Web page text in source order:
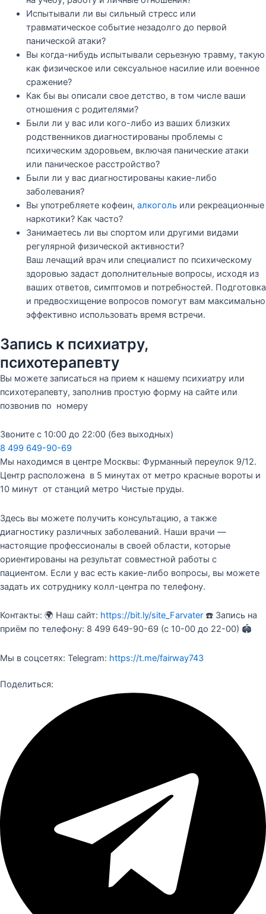
Испытывали ли вы сильный стресс или
травматическое событие незадолго до первой
панической атаки?
Вы когда-нибудь испытывали серьезную травму, такую
​​как физическое или сексуальное насилие или военное
сражение?
Как бы вы описали свое детство, в том числе ваши
отношения с родителями?
Были ли у вас или кого-либо из ваших близких
родственников диагностированы проблемы с
психическим здоровьем, включая панические атаки
или паническое расстройство?
Были ли у вас диагностированы какие-либо
заболевания?
Вы употребляете кофеин, алкогольили рекреационные
наркотики? Как часто?
Занимаетесь ли вы спортом или другими видами
регулярной физической активности?
Ваш лечащий врач или специалист по психическому
здоровью задаст дополнительные вопросы, исходя из
ваших ответов, симптомов и потребностей. Подготовка
и предвосхищение вопросов помогут вам максимально
эффективно использовать время встречи.
Запись к психиатру,
психотерапевту
Вы можете записаться на прием к нашему психиатру или
психотерапевту, заполнив простую форму на сайте или
позвонив по номеру
Звоните с 10:00 до 22:00 (без выходных)
8 499 649-90-69
Мы находимся в центре Москвы: Фурманный переулок 9/12.
Центр расположена в 5 минутах от метро красные вороты и
10 минут от станций метро Чистые пруды.
Здесь вы можете получить консультацию, а также
диагностику различных заболеваний. Наши врачи —
настоящие профессионалы в своей области, которые
ориентированы на результат совместной работы с
пациентом. Если у вас есть какие-либо вопросы, вы можете
задать их сотруднику колл-центра по телефону.
Контакты: 🌍 Наш сайт: https://bit.ly/site_Farvater ☎️ Запись на
приём по телефону: 8 499 649-90-69 (c 10-00 до 22-00) 🏟
Мы в соцсетях: Telegram: https://t.me/fairway743
Поделиться: